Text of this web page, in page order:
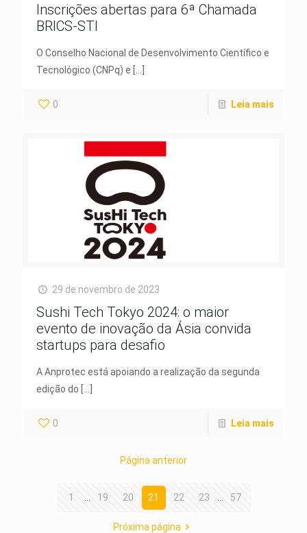
Inscrições abertas para 6ª Chamada
BRICS-STI
O Conselho Nacional de Desenvolvimento Científico e
Tecnológico (CNPq) e
0 Leia mais
29 de novembro de 2023
Sushi Tech Tokyo 2024: o maior
evento de inovação da Ásia convida
startups para desafio
A Anprotec está apoiando a realização da segunda
edição do
0 Leia mais
Página anterior
1 19 20 21 22 23 57
Próxima página